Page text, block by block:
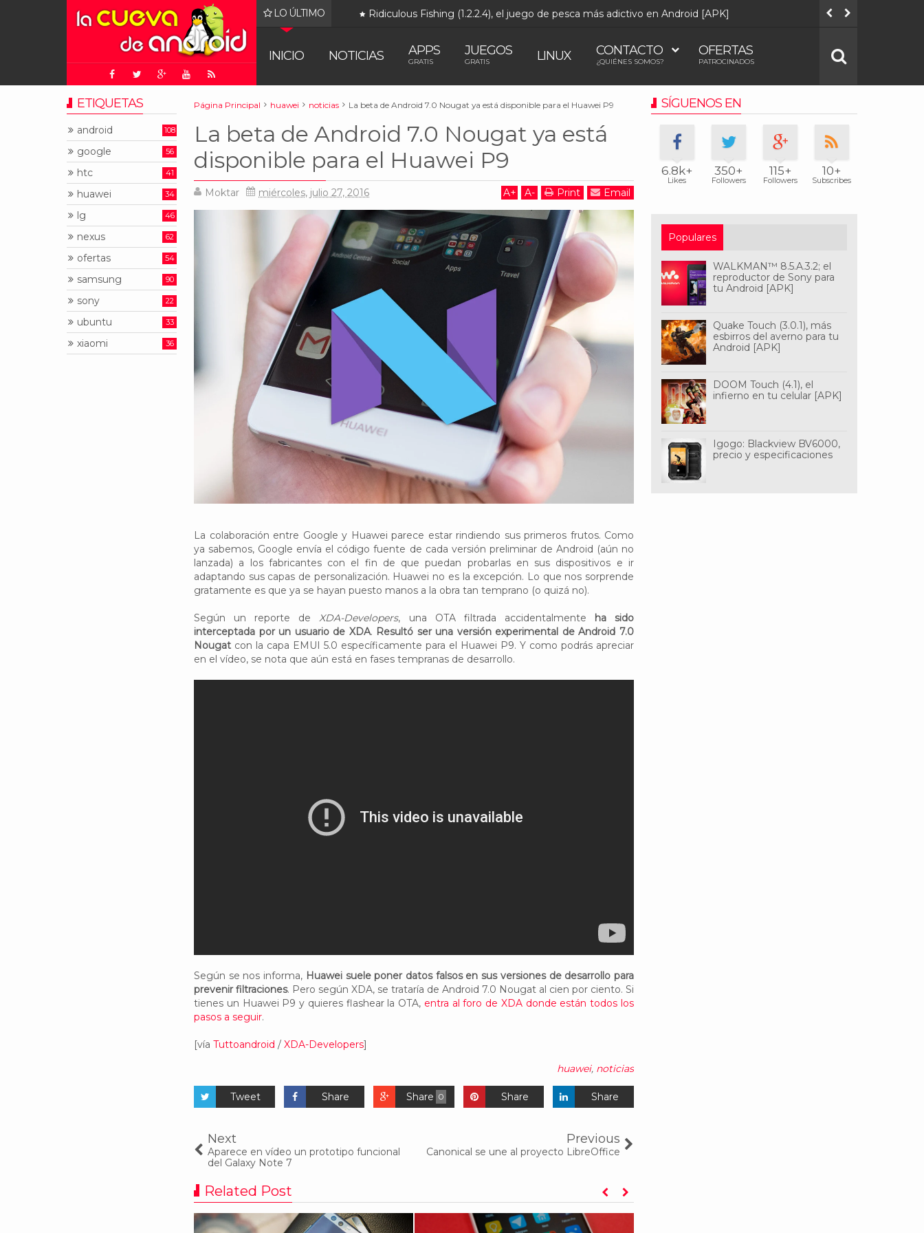
LO ÚLTIMO
(de alguna manera) correr DOOM Ridiculous Fishing (1.2.2.4), el juego de pesca más adictivo en Android [APK]
INICIO NOTICIAS APPS
GRATIS
JUEGOS
GRATIS LINUX CONTACTO
¿QUIÉNES SOMOS?
OFERTAS
PATROCINADOS
Página Principal huawei noticias La beta de Android 7.0 Nougat ya está disponible para el Huawei P9
La beta de Android 7.0 Nougat ya está
disponible para el Huawei P9
Moktar miércoles, julio 27, 2016 A+ A- Print Email
La colaboración entre Google y Huawei parece estar rindiendo sus primeros frutos. Como
ya sabemos, Google envía el código fuente de cada versión preliminar de Android (aún no
lanzada) a los fabricantes con el fin de que puedan probarlas en sus dispositivos e ir
adaptando sus capas de personalización. Huawei no es la excepción. Lo que nos sorprende
gratamente es que ya se hayan puesto manos a la obra tan temprano (o quizá no).
Según un reporte deXDA-Developers, una OTA filtrada accidentalmente
ha sido
interceptada por un usuario de XDA. Resultó ser una versión experimental de Android 7.0
Nougat con la capa EMUI 5.0 específicamente para el Huawei P9. Y como podrás apreciar
en el vídeo, se nota que aún está en fases tempranas de desarrollo.
Según se nos informa, Huawei suele poner datos falsos en sus versiones de desarrollo para
prevenir filtraciones. Pero según XDA, se trataría de Android 7.0 Nougat al cien por ciento. Si
tienes un Huawei P9 y quieres flashear la OTA, entra al foro de XDA donde están todos los
pasos a seguir.
[vía Tuttoandroid / XDA-Developers]
huawei, noticias
Tweet Share 0
Share Share Share
Next
Aparece en vídeo un prototipo funcional
del Galaxy Note 7
Previous
Canonical se une al proyecto LibreOffice
Related Post
SÍGUENOS EN
6.8k+
Likes
350+
Followers
115+
Followers
10+
Subscribes
Populares
WALKMAN™ 8.5.A.3.2; el
reproductor de Sony para
tu Android [APK]
Quake Touch (3.0.1), más
esbirros del averno para tu
Android [APK]
DOOM Touch (4.1), el
infierno en tu celular [APK]
Igogo: Blackview BV6000,
precio y especificaciones
ETIQUETAS
android 108
google 56
htc 41
huawei 34
lg 46
nexus 62
ofertas 54
samsung 90
sony 22
ubuntu 33
xiaomi 36